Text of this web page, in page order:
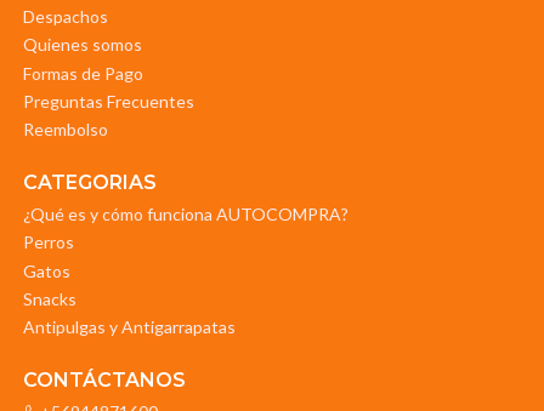
Despachos
Quienes somos
Formas de Pago
Preguntas Frecuentes
Reembolso
CATEGORIAS
¿Qué es y cómo funciona AUTOCOMPRA?
Perros
Gatos
Snacks
Antipulgas y Antigarrapatas
CONTÁCTANOS